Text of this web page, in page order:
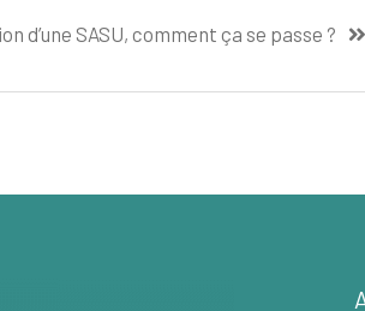
d’une SASU, comment ça se passe ?